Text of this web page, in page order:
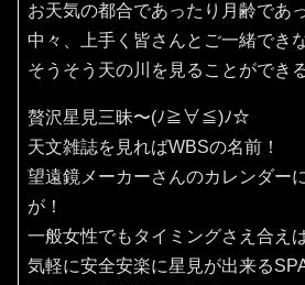
お天気の都合であったり月齢であ
中々、上手く皆さんとご一緒でき
そうそう天の川を見ることができ
贅沢星見三昧〜(ﾉ≧∀≦)ﾉ☆
天文雑誌を見ればWBSの名前！
望遠鏡メーカーさんのカレンダー
が！
一般女性でもタイミングさえ合え
気軽に安全安楽に星見が出来る